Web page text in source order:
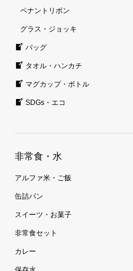
ペナントリボン
グラス・ジョッキ
バッグ
タオル・ハンカチ
マグカップ・ボトル
SDGs・エコ
非常食・水
アルファ米・ご飯
缶詰パン
スイーツ・お菓子
非常食セット
カレー